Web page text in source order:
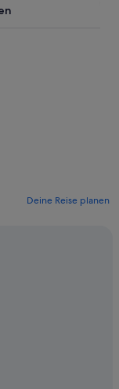
Deine Reise planen